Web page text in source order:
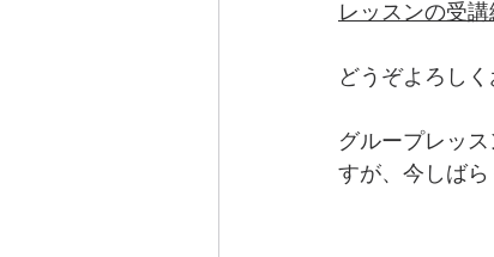
レッスンの受
どうぞよろしく
グループレッ
すが、今しばら